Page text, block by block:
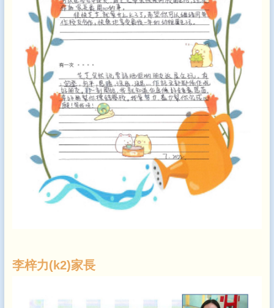
李梓力(k2)家長